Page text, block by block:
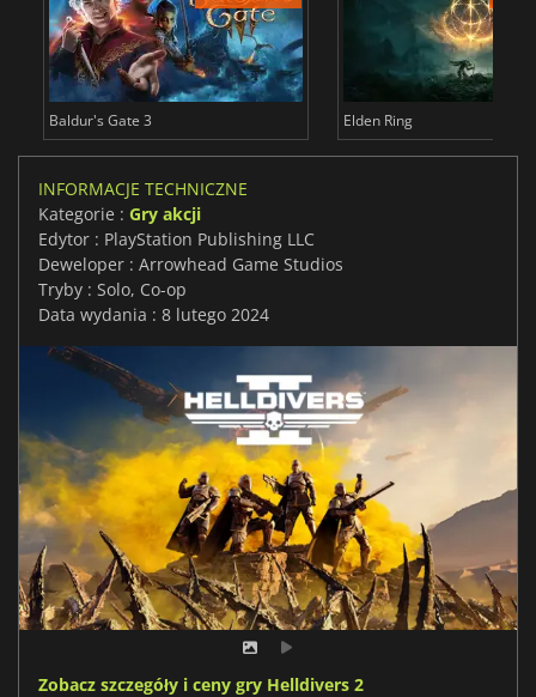
Baldur's Gate 3 Elden Ring
INFORMACJE TECHNICZNE
Kategorie : Gry akcji
Edytor : PlayStation Publishing LLC
Deweloper : Arrowhead Game Studios
Tryby : Solo, Co-op
Data wydania : 8 lutego 2024
Zobacz szczegóły i ceny gry Helldivers 2